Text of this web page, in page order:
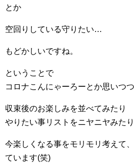
とか
空回りしている守りたい…
もどかしいですね。
ということで
コロナこんにゃーろーとか思いつつ
収束後のお楽しみを並べてみたり
やりたい事リストをニヤニヤみたり
今楽しくなる事をモリモリ考えて
ています(笑)